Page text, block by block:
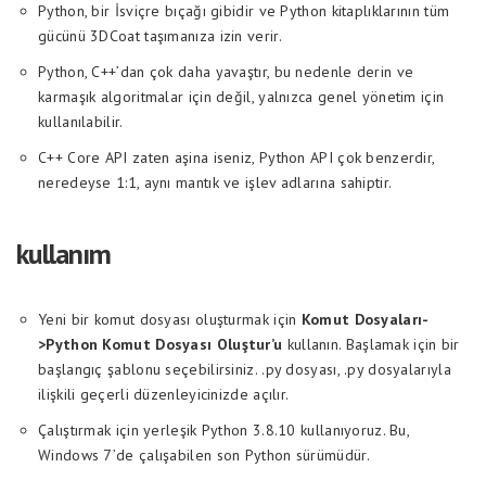
Python, bir İsviçre bıçağı gibidir ve Python kitaplıklarının tüm
gücünü 3DCoat taşımanıza izin verir.
Python, C++’dan çok daha yavaştır, bu nedenle derin ve
karmaşık algoritmalar için değil, yalnızca genel yönetim için
kullanılabilir.
C++ Core API zaten aşina iseniz, Python API çok benzerdir,
neredeyse 1:1, aynı mantık ve işlev adlarına sahiptir.
kullanım
Yeni bir komut dosyası oluşturmak için Komut Dosyaları-
>Python Komut Dosyası Oluştur’u kullanın. Başlamak için bir
başlangıç ​​şablonu seçebilirsiniz. .py dosyası, .py dosyalarıyla
ilişkili geçerli düzenleyicinizde açılır.
Çalıştırmak için yerleşik Python 3.8.10 kullanıyoruz. Bu,
Windows 7’de çalışabilen son Python sürümüdür.